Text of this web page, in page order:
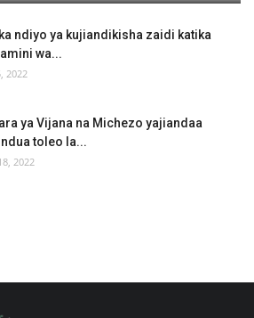
ndiyo ya kujiandikisha zaidi katika
wa...
2022
ya Vijana na Michezo yajiandaa
toleo la...
2022